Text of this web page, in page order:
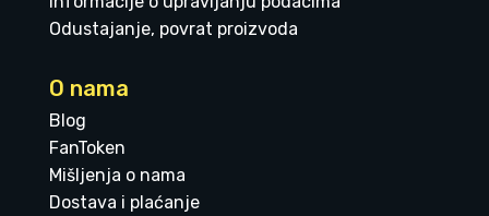
Odustajanje, povrat proizvoda
O nama
Blog
FanToken
Mišljenja o nama
Dostava i plaćanje